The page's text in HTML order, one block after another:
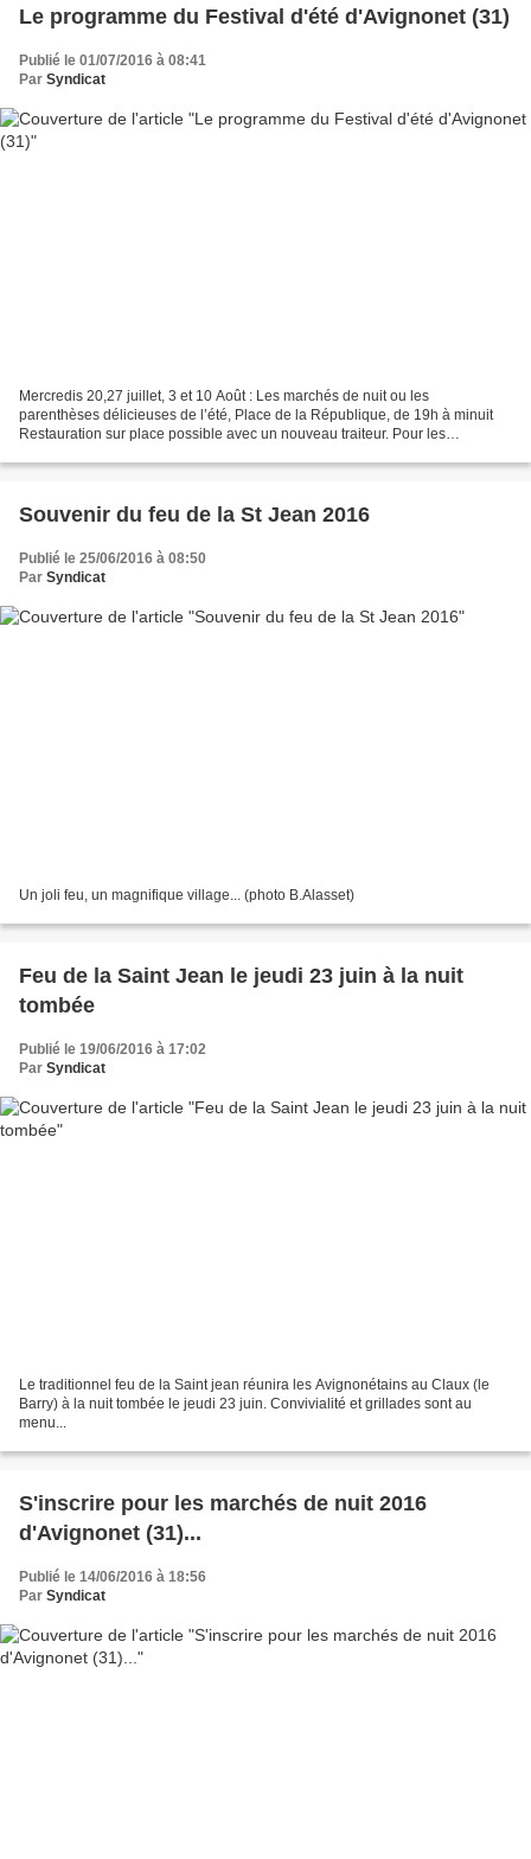
Le programme du Festival d'été d'Avignonet (31)
Publié le 01/07/2016 à 08:41
Par Syndicat
Mercredis 20,27 juillet, 3 et 10 Août : Les marchés de nuit ou les
parenthèses délicieuses de l’été, Place de la République, de 19h à minuit
Restauration sur place possible avec un nouveau traiteur. Pour les
Souvenir du feu de la St Jean 2016
Publié le 25/06/2016 à 08:50
Par Syndicat
Un joli feu, un magnifique village... (photo B.Alasset)
Feu de la Saint Jean le jeudi 23 juin à la nuit
tombée
Publié le 19/06/2016 à 17:02
Par Syndicat
Le traditionnel feu de la Saint jean réunira les Avignonétains au Claux (le
Barry) à la nuit tombée le jeudi 23 juin. Convivialité et grillades sont au
menu...
S'inscrire pour les marchés de nuit 2016
d'Avignonet (31)...
Publié le 14/06/2016 à 18:56
Par Syndicat